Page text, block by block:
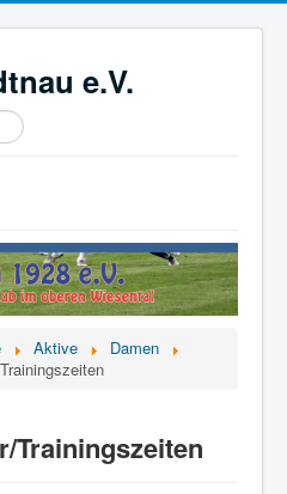
e.V.
Aktive
Damen
Trainingszeiten